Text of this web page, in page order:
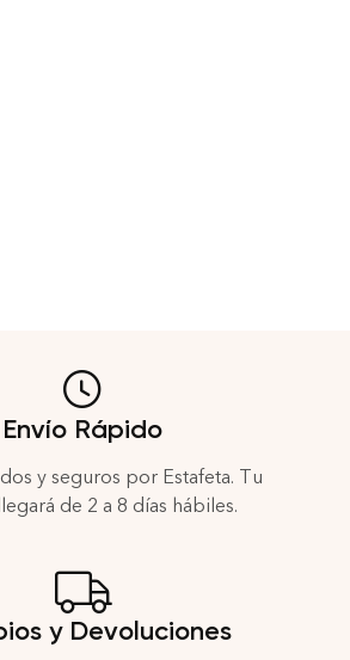
Envío Rápido
y seguros por Estafeta. Tu
de 2 a 8 días hábiles.
y Devoluciones